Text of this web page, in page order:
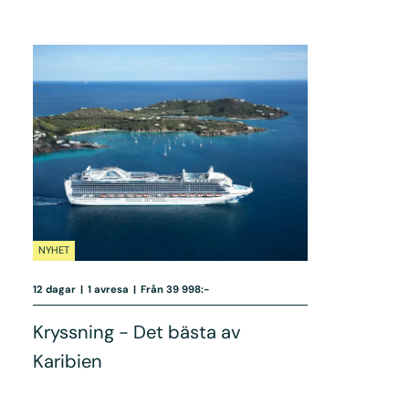
NYHET
12 dagar | 1 avresa | Från 39 998:-
Kryssning - Det bästa av
Karibien